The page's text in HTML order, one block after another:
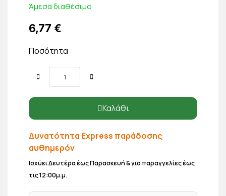
Άμεσα διαθέσιμο
6,77 €
Ποσότητα
Καλάθι
Δυνατότητα Express παράδοσης
αυθημερόν
Ισχύει Δευτέρα έως Παρασκευή & για παραγγελίες έως
τις 12:00μ.μ.